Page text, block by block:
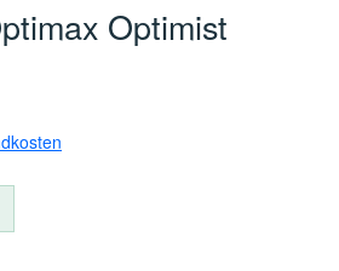
Optimist